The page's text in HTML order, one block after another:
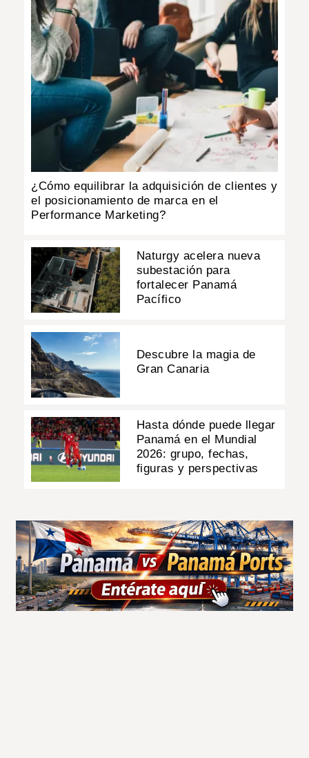
¿Cómo equilibrar la adquisición de clientes y
el posicionamiento de marca en el
Performance Marketing?
Naturgy acelera nueva
subestación para
fortalecer Panamá
Pacífico
Descubre la magia de
Gran Canaria
Hasta dónde puede llegar
Panamá en el Mundial
2026: grupo, fechas,
figuras y perspectivas